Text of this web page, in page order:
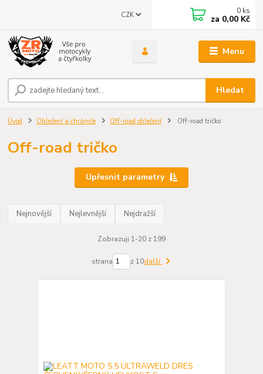
Menu
CZK
Hledat
0 ks
za 0,00 Kč
Úvod Oblečení a chrániče Off-road oblečení Off-road tričko
Off-road tričko
Upřesnit parametry
Nejnovější Nejlevnější Nejdražší
Zobrazuji 1-20 z 199
strana z 10další